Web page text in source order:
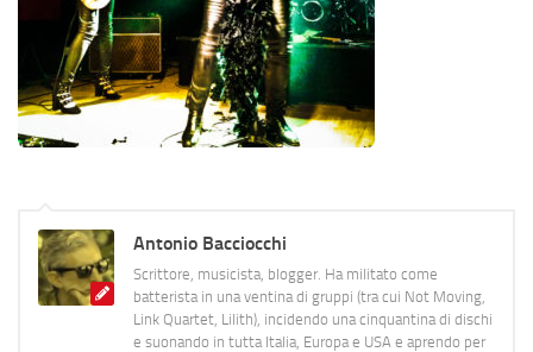
Antonio Bacciocchi
Scrittore, musicista, blogger. Ha militato come
batterista in una ventina di gruppi (tra cui Not Moving,
Link Quartet, Lilith), incidendo una cinquantina di dischi
e suonando in tutta Italia, Europa e USA e aprendo per